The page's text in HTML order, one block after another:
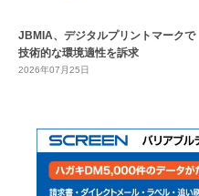
JBMIA、デジタルプリントマークで
技術的な環境適性を訴求
2026年07月25日